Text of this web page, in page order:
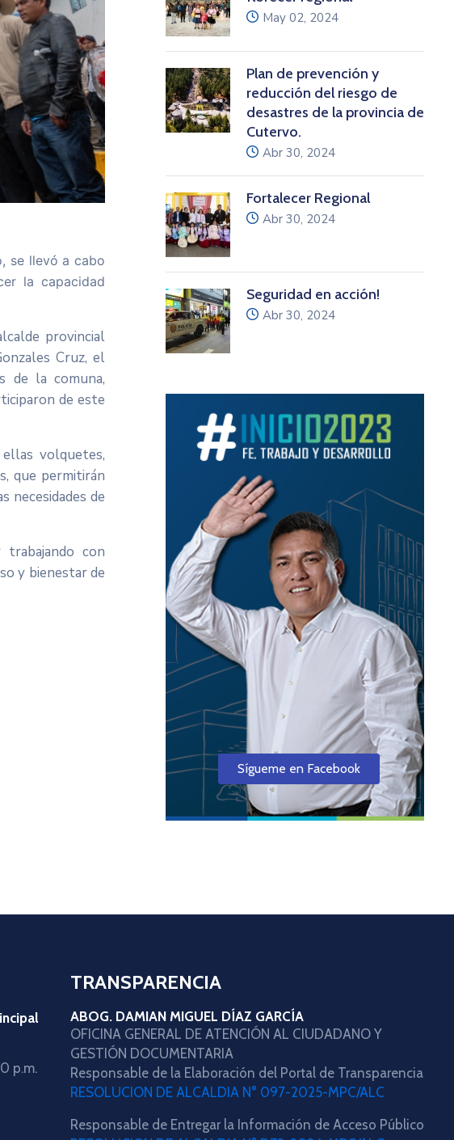
se llevó a cabo
la capacidad
provincial
Cruz, el
de la comuna,
de este
volquetes,
que permitirán
necesidades de
con
y bienestar de
icon
May 02, 2024
Plan de prevención y
reducción del riesgo de
desastres de la provincia de
Cutervo.
icon
Abr 30, 2024
Fortalecer Regional
icon
Abr 30, 2024
Seguridad en acción!
icon
Abr 30, 2024
Sígueme en Facebook
p.m.
TRANSPARENCIA
ABOG. DAMIAN MIGUEL DÍAZ GARCÍA
OFICINA GENERAL DE ATENCIÓN AL CIUDADANO Y
GESTIÓN DOCUMENTARIA
Responsable de la Elaboración del Portal de Transparencia
RESOLUCION DE ALCALDIA N° 097-2025-MPC/ALC
Responsable de Entregar la Información de Acceso Público